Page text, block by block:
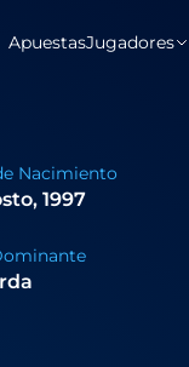
ApuestasJugadores
Nacimiento
1997